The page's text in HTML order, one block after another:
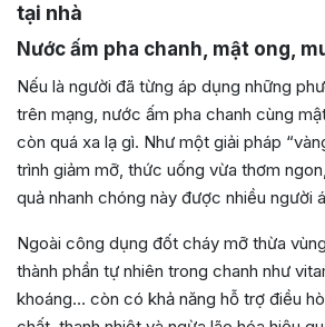
tại nhà
Nước ấm pha chanh, mật ong,
Nếu là người đã từng áp dụng những
trên mạng, nước ấm pha chanh cùng
còn quá xa lạ gì. Như một giải pháp
trình giảm mỡ, thức uống vừa thơm
quả nhanh chóng này được nhiều người
Ngoài công dụng đốt cháy mỡ thừa
thành phần tự nhiên trong chanh như
khoáng… còn có khả năng hỗ trợ điều